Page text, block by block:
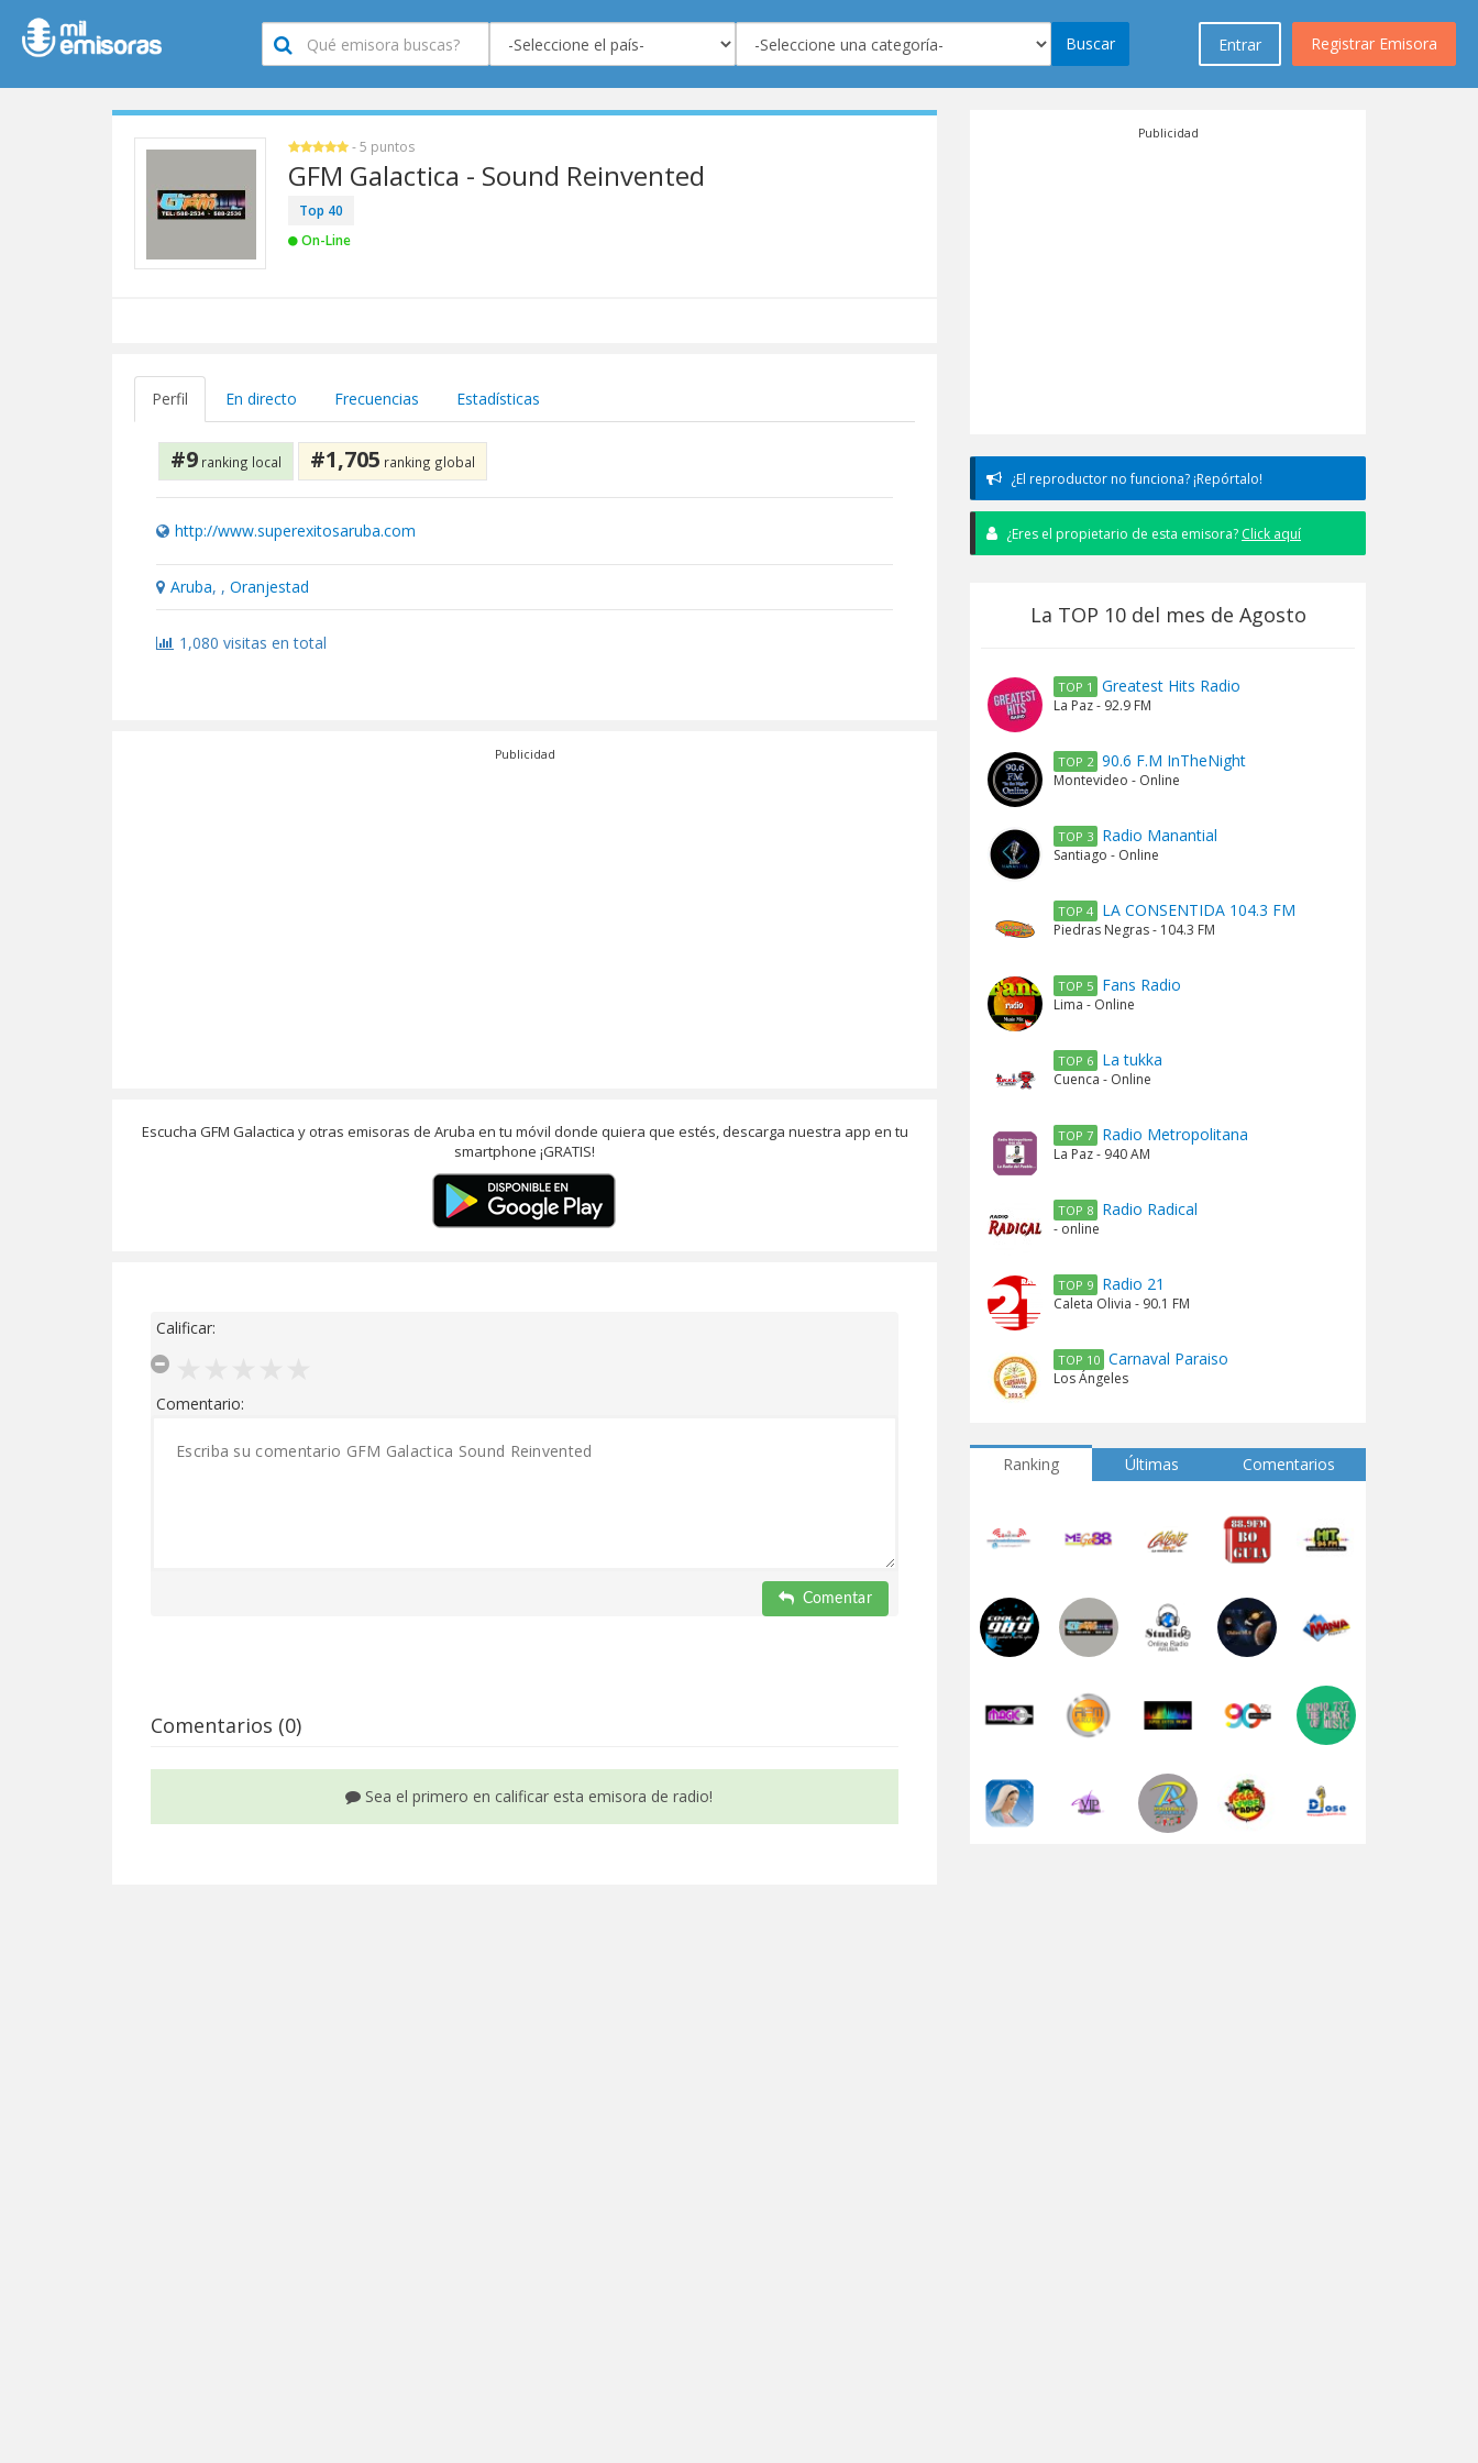
Registrar Emisora
Entrar
Buscar
- 5 puntos
GFM Galactica - Sound Reinvented
Top 40
On-Line
Perfil En directo Frecuencias Estadísticas
#9 ranking local #1,705 ranking global
http://www.superexitosaruba.com
Aruba, , Oranjestad
1,080 visitas en total
Publicidad
Escucha GFM Galactica y otras emisoras de Aruba en tu móvil donde quiera que estés, descarga nuestra app en tu
smartphone ¡GRATIS!
Calificar:
Comentario:
Comentar
Comentarios (0)
Sea el primero en calificar esta emisora de radio!
Publicidad
¿El reproductor no funciona? ¡Repórtalo!
¿Eres el propietario de esta emisora? Click aquí
La TOP 10 del mes de Agosto
TOP 1 Greatest Hits Radio
La Paz - 92.9 FM
TOP 2 90.6 F.M InTheNight
Montevideo - Online
TOP 3 Radio Manantial
Santiago - Online
TOP 4 LA CONSENTIDA 104.3 FM
Piedras Negras - 104.3 FM
TOP 5 Fans Radio
Lima - Online
TOP 6 La tukka
Cuenca - Online
TOP 7 Radio Metropolitana
La Paz - 940 AM
TOP 8 Radio Radical
- online
TOP 9 Radio 21
Caleta Olivia - 90.1 FM
TOP 10 Carnaval Paraiso
Los Ángeles
Ranking Últimas Comentarios